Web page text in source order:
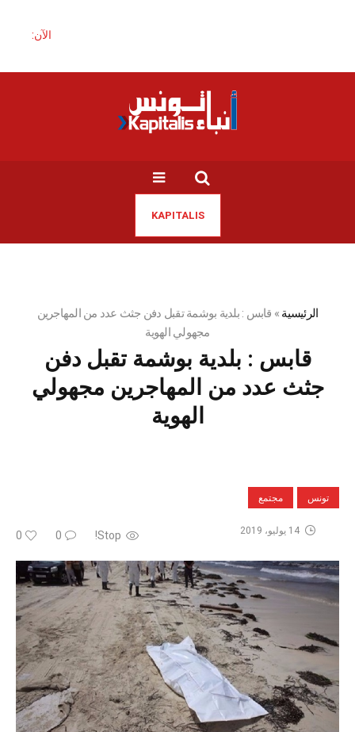
الآن:
KAPITALIS
الرئيسية» قابس : بلدية بوشمة تقبل دفن جثث عدد من المهاجرين
مجهولي الهوية
قابس : بلدية بوشمة تقبل دفن
جثث عدد من المهاجرين مجهولي
الهوية
تونس مجتمع
Stop!
0
0 14 يوليو، 2019